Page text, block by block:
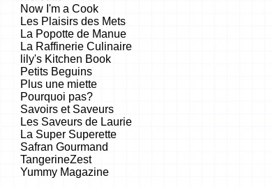
Now I'm a Cook
Les Plaisirs des Mets
La Popotte de Manue
La Raffinerie Culinaire
lily's Kitchen Book
Petits Beguins
Plus une miette
Pourquoi pas?
Savoirs et Saveurs
Les Saveurs de Laurie
La Super Superette
Safran Gourmand
TangerineZest
Yummy Magazine